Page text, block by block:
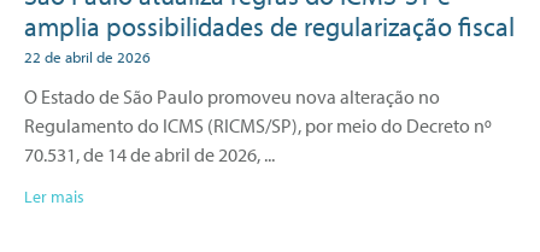
amplia possibilidades de regularização fiscal
22 de abril de 2026
O Estado de São Paulo promoveu nova alteração no
Regulamento do ICMS (RICMS/SP), por meio do Decreto nº
70.531, de 14 de abril de 2026,
Ler mais